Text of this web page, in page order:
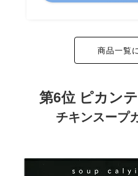
商品一覧
第6位 ピカン
チキンスープ